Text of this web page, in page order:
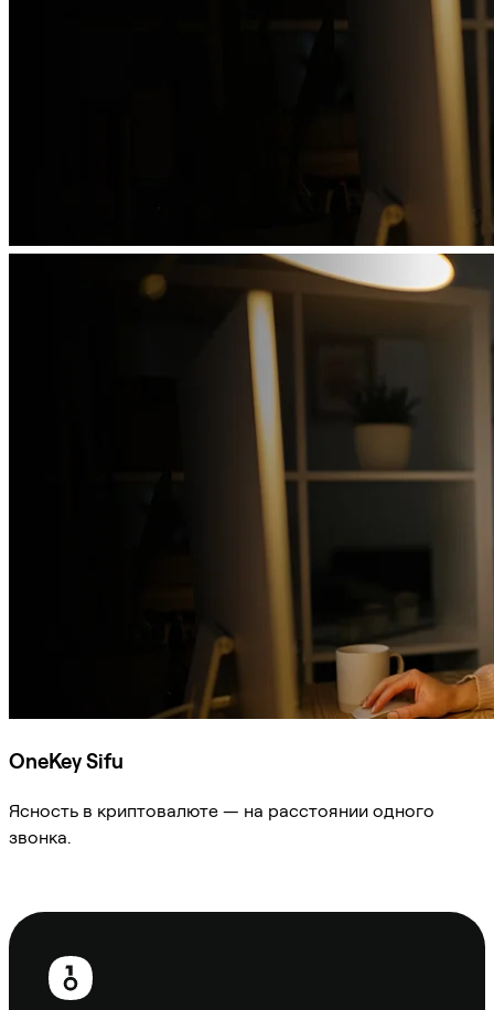
OneKey Sifu
Ясность в криптовалюте — на расстоянии одного
звонка.
Нижний
колонтитул